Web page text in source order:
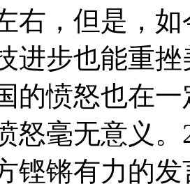
右，但是，如
进步也能重
的愤怒也在
怒毫无意义
铿锵有力的